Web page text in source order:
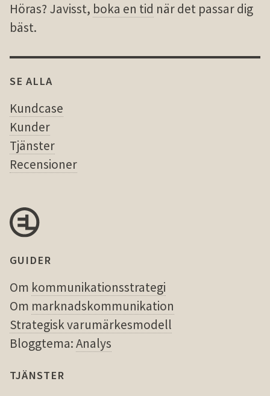
Höras? Javisst, boka en tid när det passar dig
bäst.
SE ALLA
Kundcase
Kunder
Tjänster
Recensioner
GUIDER
Om kommunikationsstrategi
Om marknadskommunikation
Strategisk varumärkesmodell
Bloggtema:Analys
TJÄNSTER